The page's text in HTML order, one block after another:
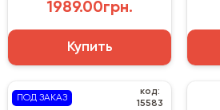
1989.00грн.
Купить
ПОД ЗАКАЗ
код:
15583